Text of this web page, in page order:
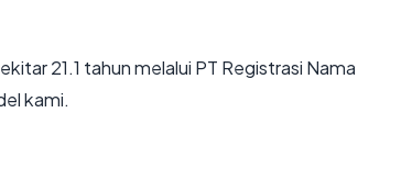
21.1 tahun melalui PT Registrasi Nama
kami.